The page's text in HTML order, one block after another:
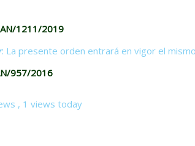
1211/2019
: La presente orden entrará en vigor el
957/2016
, 1 views today